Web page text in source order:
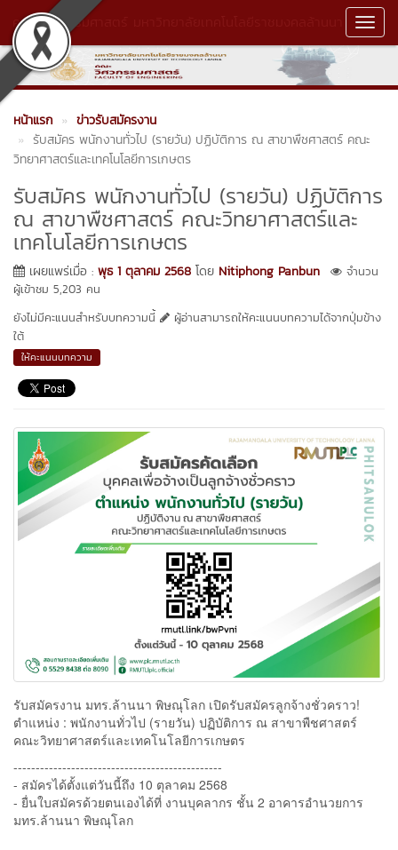
คณะวิศวกรรมศาสตร์ มหาวิทยาลัยเทคโนโลยีราชมงคลล้านนา
หน้าแรก
ข่าวรับสมัครงาน
รับสมัคร พนักงานทั่วไป (รายวัน) ปฏิบัติการ ณ สาขาพืชศาสตร์ คณะ
วิทยาศาสตร์และเทคโนโลยีการเกษตร
รับสมัคร พนักงานทั่วไป (รายวัน) ปฏิบัติการ
ณ สาขาพืชศาสตร์ คณะวิทยาศาสตร์และ
เทคโนโลยีการเกษตร
เผยแพร่เมื่อ : พุธ 1 ตุลาคม 2568 โดย Nitiphong Panbun
จำนวน
ผู้เข้าชม 5,203 คน
ยังไม่มีคะแนนสำหรับบทความนี้
ผู้อ่านสามารถให้คะแนนบทความได้จากปุ่มข้าง
ใต้
ให้คะแนนบทความ
รับสมัครงาน มทร.ล้านนา พิษณุโลก เปิดรับสมัครลูกจ้างชั่วคราว!
ตำแหน่ง : พนักงานทั่วไป (รายวัน) ปฏิบัติการ ณ สาขาพืชศาสตร์
คณะวิทยาศาสตร์และเทคโนโลยีการเกษตร
-----------------------------------------------
- สมัครได้ตั้งแต่วันนี้ถึง 10 ตุลาคม 2568
- ยื่นใบสมัครด้วยตนเองได้ที่ งานบุคลากร ชั้น 2 อาคารอำนวยการ
มทร.ล้านนา พิษณุโลก